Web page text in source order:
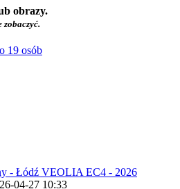
obrazy.
19 osób
- Łódź VEOLIA EC4 - 2026
04-27 10:33